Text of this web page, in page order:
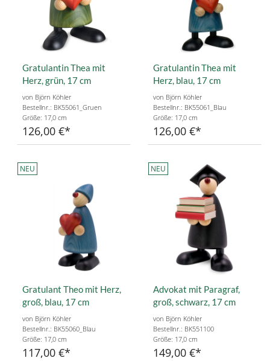
Gratulantin Thea mit
Herz, grün, 17 cm
von Björn Köhler
Bestellnr.: BK55061_Gruen
Größe: 17,0 cm
126,00 €
Gratulantin Thea mit
Herz, blau, 17 cm
von Björn Köhler
Bestellnr.: BK55061_Blau
Größe: 17,0 cm
126,00 €
NEU
Gratulant Theo mit Herz,
groß, blau, 17 cm
von Björn Köhler
Bestellnr.: BK55060_Blau
Größe: 17,0 cm
117,00 €
NEU
Advokat mit Paragraf,
groß, schwarz, 17 cm
von Björn Köhler
Bestellnr.: BK551100
Größe: 17,0 cm
149,00 €